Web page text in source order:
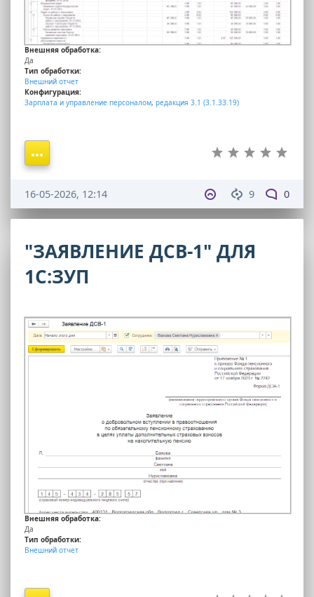
Внешняя обработка:
Да
Тип обработки:
Внешний отчет
Конфигурация:
Зарплата и управление персоналом, редакция 3.1 (3.1.33.19)
9 0
16-05-2026, 12:14
"ЗАЯВЛЕНИЕ ДСВ-1" ДЛЯ
1С:ЗУП
Внешняя обработка:
Да
Тип обработки:
Внешний отчет